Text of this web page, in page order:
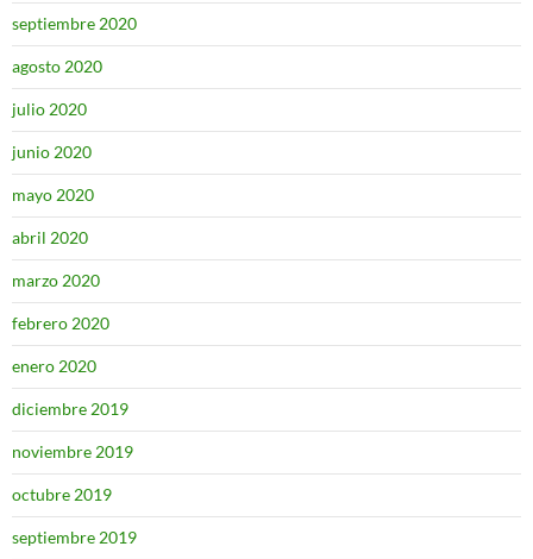
septiembre 2020
agosto 2020
julio 2020
junio 2020
mayo 2020
abril 2020
marzo 2020
febrero 2020
enero 2020
diciembre 2019
noviembre 2019
octubre 2019
septiembre 2019